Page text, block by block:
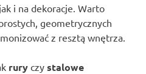
, jak i na dekoracje. Warto
geometrycznych
z resztą wnętrza.
rury czy stalowe